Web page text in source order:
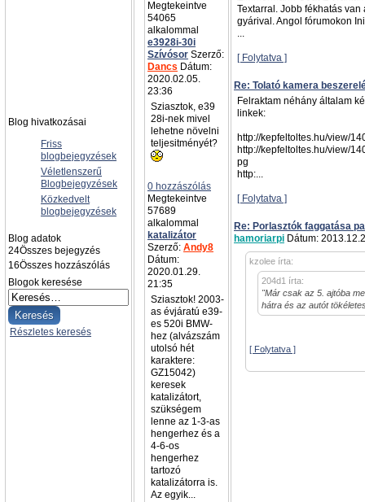
Blog hivatkozásai
Friss
blogbejegyzések
Véletlenszerű
Blogbejegyzések
Közkedvelt
blogbejegyzések
Blog adatok
24Összes bejegyzés
16Összes hozzászólás
Blogok keresése
Részletes keresés
Megtekeintve
54065
alkalommal
e3928i-30i
Szívósor Szerző:
Dancs Dátum:
2020.02.05.
23:36
Sziasztok, e39
28i-nek mivel
lehetne növelni
teljesitményét?
0 hozzászólás
Megtekeintve
57689
alkalommal
katalizátor
Szerző: Andy8
Dátum:
2020.01.29.
21:35
Sziasztok! 2003-
as évjáratú e39-
es 520i BMW-
hez (alvázszám
utolsó hét
karaktere:
GZ15042)
keresek
katalizátort,
szükségem
lenne az 1-3-as
hengerhez és a
4-6-os
hengerhez
tartozó
katalizátorra is.
Az egyik...
Textarral. Jobb fékhatás
gyárival. Angol fórumokon
...
[ Folytatva ]
Re: Tolató kamera
Felraktam néhány általam
linkek:
http://kepfeltoltes.hu/view/
http://kepfeltoltes.hu/view/
pg
http:...
[ Folytatva ]
Re: Porlasztók faggatása
hamoriarpi Dátum:
kzolee írta:
204d1 írta:
"Már csak az 5. ajtóba
hátra és az autót
[ Folytatva ]